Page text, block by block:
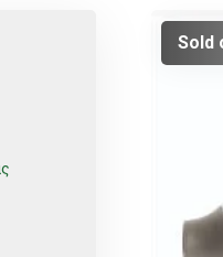
Sold